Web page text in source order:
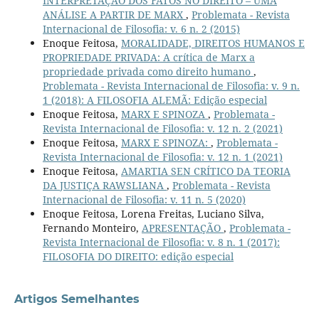
ANÁLISE A PARTIR DE MARX , Problemata - Revista
Internacional de Filosofia: v. 6 n. 2 (2015)
Enoque Feitosa, MORALIDADE, DIREITOS HUMANOS E
PROPRIEDADE PRIVADA: A crítica de Marx a
propriedade privada como direito humano ,
Problemata - Revista Internacional de Filosofia: v. 9 n.
1 (2018): A FILOSOFIA ALEMÃ: Edição especial
Enoque Feitosa, MARX E SPINOZA , Problemata -
Revista Internacional de Filosofia: v. 12 n. 2 (2021)
Enoque Feitosa, MARX E SPINOZA: , Problemata -
Revista Internacional de Filosofia: v. 12 n. 1 (2021)
Enoque Feitosa, AMARTIA SEN CRÍTICO DA TEORIA
DA JUSTIÇA RAWSLIANA , Problemata - Revista
Internacional de Filosofia: v. 11 n. 5 (2020)
Enoque Feitosa, Lorena Freitas, Luciano Silva,
Fernando Monteiro, APRESENTAÇÃO , Problemata -
Revista Internacional de Filosofia: v. 8 n. 1 (2017):
FILOSOFIA DO DIREITO: edição especial
Artigos Semelhantes